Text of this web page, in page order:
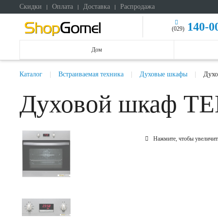
Скидки Оплата Доставка Распродажа
(029) 140-
Дом
Каталог Встраиваемая техника Духовые шкафы
Духовой шкаф
Нажмите, чтобы